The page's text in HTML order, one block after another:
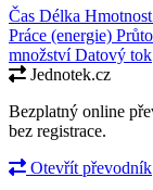
Čas Délka Hmotnost
Práce (energie)
množstvíDatový tok
Jednotek.cz
Bezplatný online
bez registrace.
Otevřít převodník